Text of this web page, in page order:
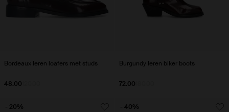
Bordeaux leren loafers met studs
48.00
Burgundy leren biker boots
72.00
- 20% - 40%